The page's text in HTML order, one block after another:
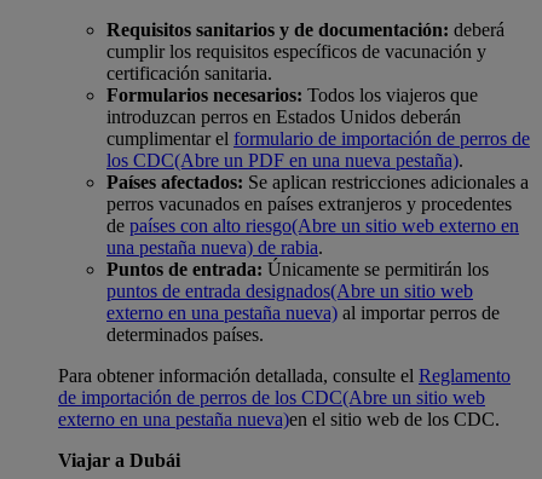
Requisitos sanitarios y de documentación: deberá
cumplir los requisitos específicos de vacunación y
certificación sanitaria.
Formularios necesarios: Todos los viajeros que
introduzcan perros en Estados Unidos deberán
cumplimentar el formulario de importación de perros de
los CDC(Abre un PDF en una nueva pestaña).
Países afectados: Se aplican restricciones adicionales a
perros vacunados en países extranjeros y procedentes
de países con alto riesgo(Abre un sitio web externo en
una pestaña nueva) de rabia.
Puntos de entrada: Únicamente se permitirán los
puntos de entrada designados(Abre un sitio web
externo en una pestaña nueva) al importar perros de
determinados países.
Para obtener información detallada, consulte el Reglamento
de importación de perros de los CDC(Abre un sitio web
externo en una pestaña nueva)en el sitio web de los CDC.
Viajar a Dubái